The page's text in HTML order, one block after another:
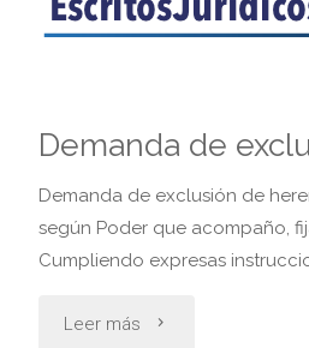
Demanda de
Demanda de exclusión de
según Poder que acompaño,
Cumpliendo expresas
Leer más "Demanda